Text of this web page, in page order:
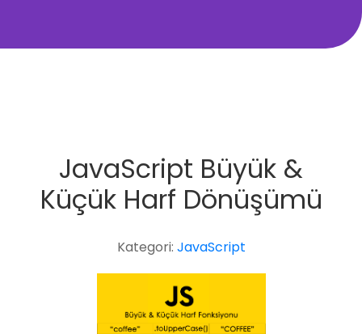
JavaScript Büyük &
Küçük Harf Dönüşümü
Kategori: JavaScript